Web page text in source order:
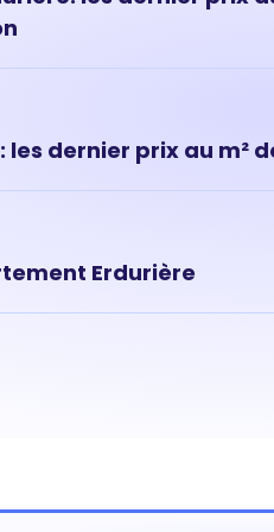
les dernier prix au m²
Erdurière